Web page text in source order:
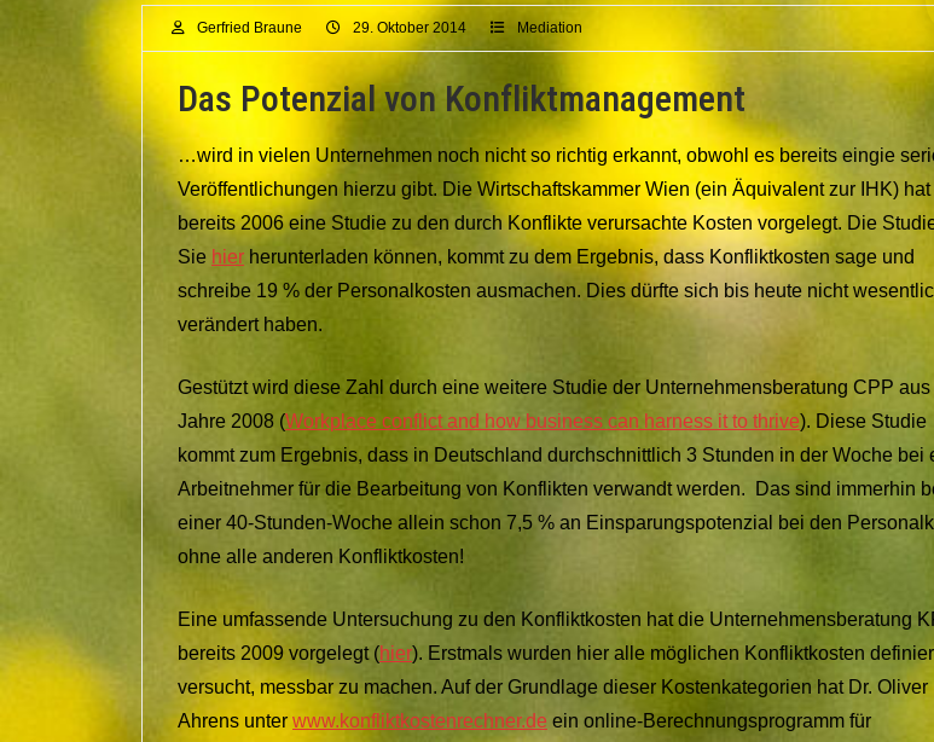
Gerfried Braune 29. Oktober 2014 Mediation
Das Potenzial von Konfliktmanagement
…wird in vielen Unternehmen noch nicht so richtig erkannt, obwohl es bereits eingie
Veröffentlichungen hierzu gibt. Die Wirtschaftskammer Wien (ein Äquivalent zur IHK) hat
bereits 2006 eine Studie zu den durch Konflikte verursachte Kosten vorgelegt. Die
Sie hier herunterladen können, kommt zu dem Ergebnis, dass Konfliktkosten sage und
schreibe 19 % der Personalkosten ausmachen. Dies dürfte sich bis heute nicht
verändert haben.
Gestützt wird diese Zahl durch eine weitere Studie der Unternehmensberatung CPP aus
Jahre 2008 (Workplace conflict and how business can harness it to thrive). Diese Studie
kommt zum Ergebnis, dass in Deutschland durchschnittlich 3 Stunden in der Woche bei
Arbeitnehmer für die Bearbeitung von Konflikten verwandt werden. Das sind immerhin
einer 40-Stunden-Woche allein schon 7,5 % an Einsparungspotenzial bei den
ohne alle anderen Konfliktkosten!
Eine umfassende Untersuchung zu den Konfliktkosten hat die Unternehmensberatung
bereits 2009 vorgelegt (hier). Erstmals wurden hier alle möglichen Konfliktkosten
versucht, messbar zu machen. Auf der Grundlage dieser Kostenkategorien hat Dr. Oliver
Ahrens unter www.konfliktkostenrechner.de ein online-Berechnungsprogramm für